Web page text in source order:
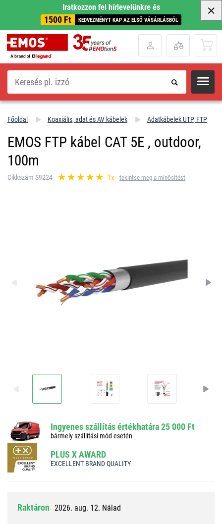
Iratkozzon fel hírlevelünkre és
1500 Ft KEDVEZMÉNYT KAP AZ ELSŐ VÁSÁRLÁSBÓL
Keresés
Főoldal Koaxiális, adat és AV kábelek Adatkábelek UTP, FTP
EMOS FTP kábel CAT 5E , outdoor,
100m
Cikkszám S9224 1x tekintse meg a minősítést
Ingyenes szállítás értékhatára 25 000 Ft
bármely szállítási mód esetén
PLUS X AWARD
EXCELLENT BRAND QUALITY
Raktáron 2026. aug. 12. Nálad